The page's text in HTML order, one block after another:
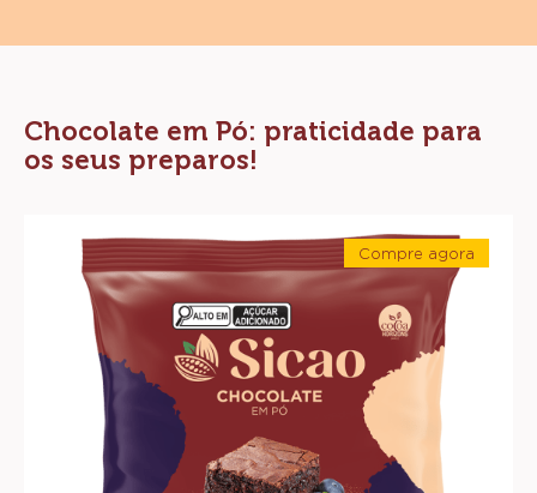
CACAU EM PÓ PRETO 100%
Saborde cacau torrado intenso
Ideal parabiscoitos, bolos, tortas, pães e cookies
Chocolate em Pó: praticidade para
os seus preparos!